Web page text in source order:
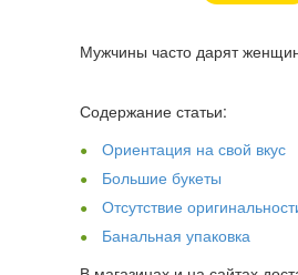
Мужчины часто дарят
Содержание статьи:
Ориентация на свой вкус
Большие букеты
Отсутствие
Банальная упаковка